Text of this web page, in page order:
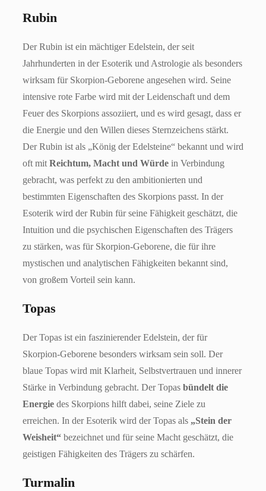
Rubin
Der Rubin ist ein mächtiger Edelstein, der seit
Jahrhunderten in der Esoterik und Astrologie als besonders
wirksam für Skorpion-Geborene angesehen wird. Seine
intensive rote Farbe wird mit der Leidenschaft und dem
Feuer des Skorpions assoziiert, und es wird gesagt, dass er
die Energie und den Willen dieses Sternzeichens stärkt.
Der Rubin ist als „König der Edelsteine“ bekannt und wird
oft mit Reichtum, Macht und Würde in Verbindung
gebracht, was perfekt zu den ambitionierten und
bestimmten Eigenschaften des Skorpions passt. In der
Esoterik wird der Rubin für seine Fähigkeit geschätzt, die
Intuition und die psychischen Eigenschaften des Trägers
zu stärken, was für Skorpion-Geborene, die für ihre
mystischen und analytischen Fähigkeiten bekannt sind,
von großem Vorteil sein kann.
Topas
Der Topas ist ein faszinierender Edelstein, der für
Skorpion-Geborene besonders wirksam sein soll. Der
blaue Topas wird mit Klarheit, Selbstvertrauen und innerer
Stärke in Verbindung gebracht. Der Topas bündelt die
Energie des Skorpions hilft dabei, seine Ziele zu
erreichen. In der Esoterik wird der Topas als „Stein der
Weisheit“ bezeichnet und für seine Macht geschätzt, die
geistigen Fähigkeiten des Trägers zu schärfen.
Turmalin